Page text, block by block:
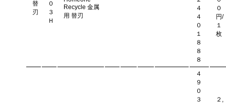
替
刃
０
３
Ｈ
Recycle 金属
用 替刃
４
４
０
１
８
８
８
０
円/
１
枚
４
９
０
３
２,